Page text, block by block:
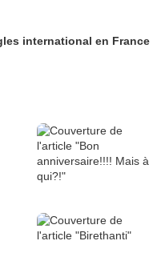
international en France